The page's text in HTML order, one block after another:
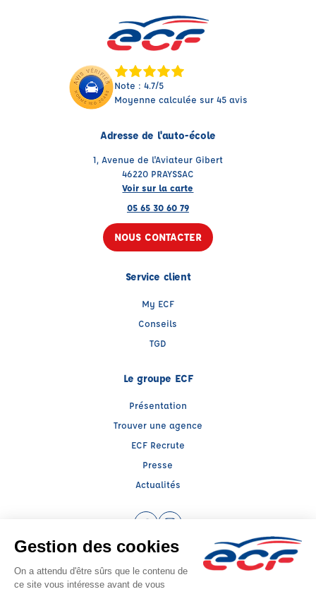
Note : 4.7/5
Moyenne calculée sur 45 avis
Adresse de l'auto-école
1, Avenue de l'Aviateur Gibert
46220 PRAYSSAC
Voir sur la carte
05 65 30 60 79
NOUS CONTACTER
Service client
My ECF
Conseils
TGD
Le groupe ECF
Présentation
Trouver une agence
ECF Recrute
Presse
Actualités
Facebook (nouvelle fenêtre)
Instagram (nouvelle fenêtre)
Raison sociale : LTI AUTO ECOLE SAS - Capital social: 10000€
SIREN: 883844524 - Numéro de TVA intracommunautaire: FR 75 883844524
Agrément n°E2004600020